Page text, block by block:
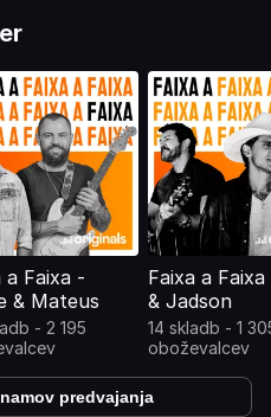
a Faixa -
& Mateus
- 2 195
Faixa a
& Jadson
14 skladb - 1
oboževalcev
predvajanja